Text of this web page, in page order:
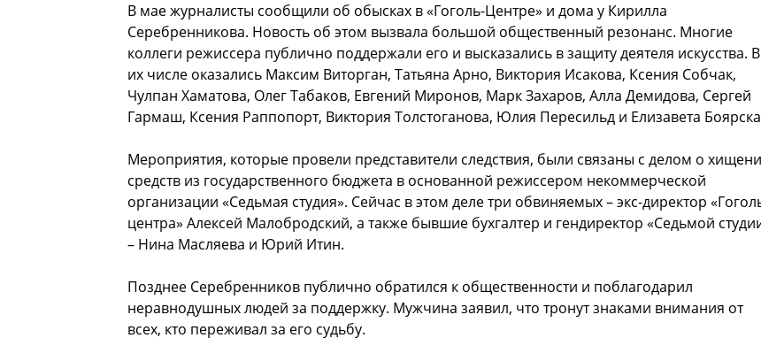
В мае журналисты сообщили об обысках в «Гоголь-Центре» и дома у Кирилла
Серебренникова. Новость об этом вызвала большой общественный резонанс. Многие
коллеги режиссера публично поддержали его и высказались в защиту деятеля искусства. В
их числе оказались Максим Виторган, Татьяна Арно, Виктория Исакова, Ксения Собчак,
Чулпан Хаматова, Олег Табаков, Евгений Миронов, Марк Захаров, Алла Демидова, Сергей
Гармаш, Ксения Раппопорт, Виктория Толстоганова, Юлия Пересильд и Елизавета
Мероприятия, которые провели представители следствия, были связаны с делом о
средств из государственного бюджета в основанной режиссером некоммерческой
организации «Седьмая студия». Сейчас в этом деле три обвиняемых – экс-директор
центра» Алексей Малобродский, а также бывшие бухгалтер и гендиректор «Седьмой
– Нина Масляева и Юрий Итин.
Позднее Серебренников публично обратился к общественности и поблагодарил
неравнодушных людей за поддержку. Мужчина заявил, что тронут знаками внимания от
всех, кто переживал за его судьбу.